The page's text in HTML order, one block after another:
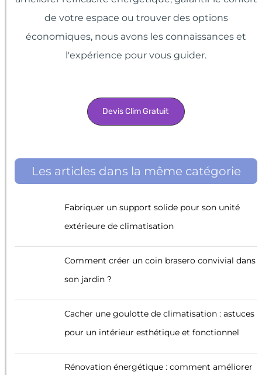
de votre espace ou trouver des options
économiques, nous avons les connaissances et
l'expérience pour vous guider.
Devis Clim Gratuit
Les articles dans la même catégorie
Fabriquer un support solide pour son unité
extérieure de climatisation
Comment créer un coin brasero convivial dans
son jardin ?
Cacher une goulotte de climatisation : astuces
pour un intérieur esthétique et fonctionnel
Rénovation énergétique : comment améliorer